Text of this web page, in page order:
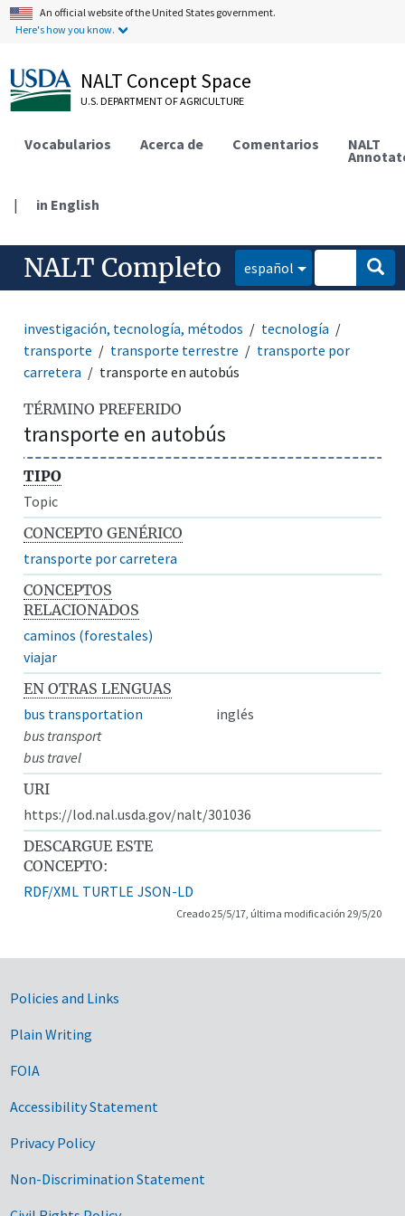
An official website of the United States government.
Here's how you know.
NALT Concept Space
U.S. DEPARTMENT OF AGRICULTURE
Vocabularios Acerca de Comentarios NALT
| in English
NALT Completo español
investigación, tecnología, métodos
tecnología
transporte
transporte terrestre
transporte por
carretera
transporte en autobús
TÉRMINO PREFERIDO
transporte en autobús
TIPO
Topic
CONCEPTO GENÉRICO
transporte por carretera
CONCEPTOS
RELACIONADOS
caminos (forestales)
viajar
EN OTRAS LENGUAS
bus transportation
inglés
bus transport
bus travel
URI
https://lod.nal.usda.gov/nalt/301036
DESCARGUE ESTE
CONCEPTO:
RDF/XML TURTLE JSON-LD
Creado 25/5/17, última modificación 29/5/20
Government Links
Policies and Links
Plain Writing
FOIA
Accessibility Statement
Privacy Policy
Non-Discrimination Statement